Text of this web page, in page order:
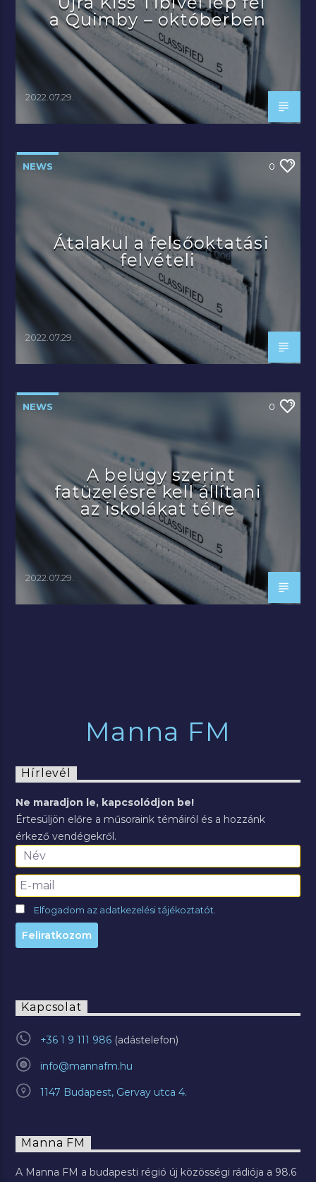
a Quimby – októberben
2022.07.29.
NEWS 0
Átalakul a felsőoktatási
felvételi
2022.07.29.
NEWS 0
A belügy szerint
fatüzelésre kell állítani
az iskolákat télre
2022.07.29.
Manna FM
Hírlevél
Ne maradjon le, kapcsolódjon be!
Értesüljön előre a műsoraink témáiról és a hozzánk
érkező vendégekről.
Elfogadom az adatkezelési tájékoztatót.
Kapcsolat
+36 1 9 111 986
info@mannafm.hu
1147 Budapest, Gervay utca 4.
Manna FM
A Manna FM a budapesti régió új közösségi rádiója a 98.6